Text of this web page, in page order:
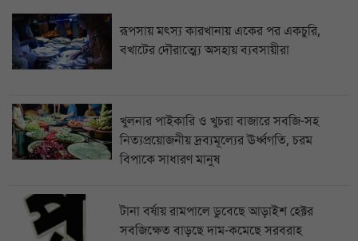
রূপসায় মৎস্য কারখানায় একের পর একচুরি,
বখাটের দৌরাত্ম্যে অসহায় ব্যবসায়ীরা
খুলনার পাইকারি ও খুচরা বাজারে সবজি-সহ
নিত্যপ্রয়োজনীয় দ্রব্যমূল্যের ঊর্ধ্বগতি, চরম
বিপাকে সাধারণ মানুষ
টানা বর্ষায় রামপালে ডুবেছে আড়াইশ হেক্টর
সবজিক্ষেত বাড়ছে দাম-কমেছে সরবরাহ